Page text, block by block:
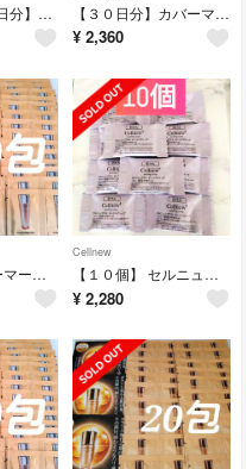
SALE品【３０日分】カバーマーク フローレスフィット ファンデーション 【３０日分】カバーマーク フローレスフィット ファンデーション 〈FR20〉
¥ 2,360
【30包】カバーマーク セルアドバンスト ローションWS 化粧水
Cellnew
【１０個】 セルニュープラス ピーリングソープ サンプル ミニサイズ
¥ 2,280